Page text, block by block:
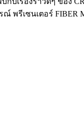
พรีเซนเตอร์